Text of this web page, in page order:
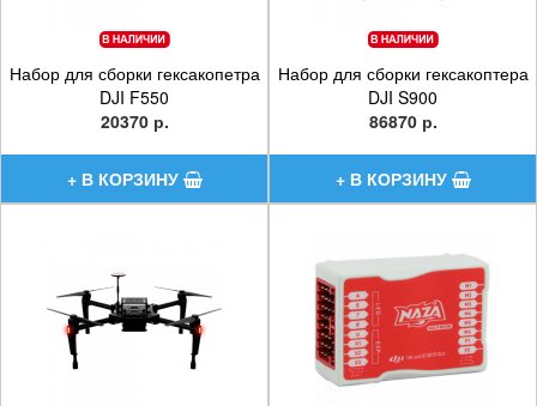
Набор для сборки гексакопетра
DJI F550
20370 р.
Набор для сборки гексакоптера
DJI S900
86870 р.